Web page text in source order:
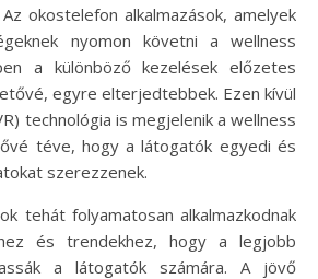
okostelefon alkalmazások, amelyek
nyomon követni a wellness
a különböző kezelések előzetes
egyre elterjedtebbek. Ezen kívül
technológia is megjelenik a wellness
téve, hogy a látogatók egyedi és
szerezzenek.
tehát folyamatosan alkalmazkodnak
és trendekhez, hogy a legjobb
a látogatók számára. A jövő